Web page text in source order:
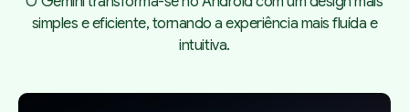
simples e eficiente, tornando a experiência mais fluída e
intuitiva.